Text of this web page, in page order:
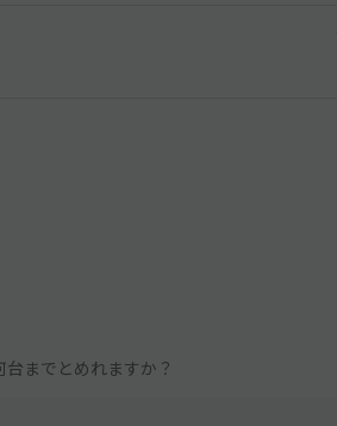
までとめれますか？